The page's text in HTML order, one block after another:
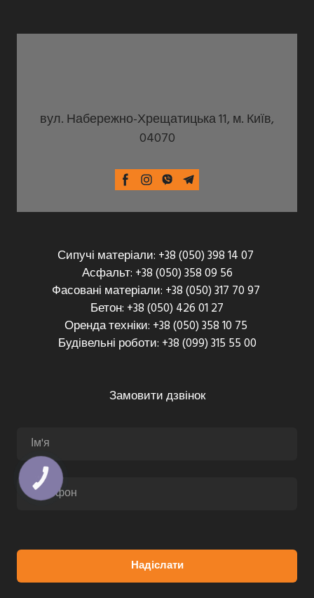
вул. Набережно-Хрещатицька 11, м. Київ,
04070
Сипучі матеріали: +38 (050) 398 14 07
Асфальт: +38 (050) 358 09 56
Фасовані матеріали: +38 (050) 317 70 97
Бетон: +38 (050) 426 01 27
Оренда техніки: +38 (050) 358 10 75
Будівельні роботи: +38 (099) 315 55 00
Замовити дзвінок
Надіслати
КНОПКА
ЗВ'ЯЗКУ